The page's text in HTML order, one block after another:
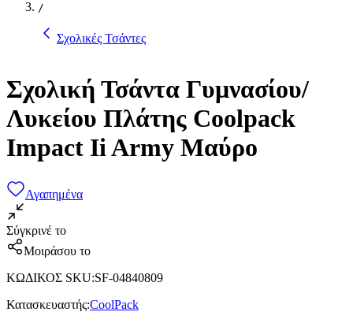
/
Σχολικές Τσάντες
Σχολική Τσάντα Γυμνασίου/
Λυκείου Πλάτης Coolpack
Impact Ii Army Μαύρο
Αγαπημένα
Σύγκρινέ το
Μοιράσου το
ΚΩΔΙΚΟΣ SKU:SF-04840809
Κατασκευαστής:CoolPack